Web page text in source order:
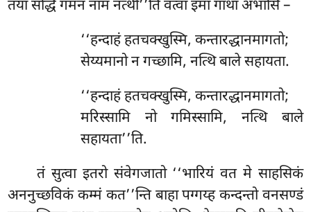
तया सद्धिं गमनं नाम नत्थी’’ति वत्वा इमा गाथा अभासि –
‘‘हन्दाहंहतचक्खुस्मि, कन्तारद्धानमागतो;
सेय्यमानो न गच्छामि, नत्थि बाले सहायता.
‘‘हन्दाहंहतचक्खुस्मि, कन्तारद्धानमागतो;
मरिस्सामि नो गमिस्सामि, नत्थि बाले
सहायता’’ति.
तं सुत्वा इतरो संवेगजातो ‘‘भारियं वत मे साहसिकं
अननुच्छविकं कम्मं कत’’न्ति बाहा पग्गय्ह कन्दन्तो वनसण्डं